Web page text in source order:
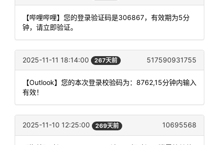
【哔哩哔哩】您的登录验证码是306867，有效期为5分
钟，请立即验证。
2025-11-11 18:14:00 267天前 517590931755
【Outlook】您的本次登录校验码为：8762,15分钟内输入
有效！
2025-11-10 12:25:00 269天前 10695568